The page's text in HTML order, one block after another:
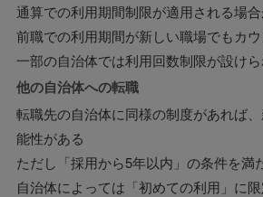
通算での利用期間制限が適用される場
前職での利用期間が新しい職場でもカ
一部の自治体では利用回数制限が設け
他の自治体への転職
転職先の自治体に同様の制度があれば
能性がある
ただし「採用から5年以内」の条件を満
自治体によっては「初めての利用」に